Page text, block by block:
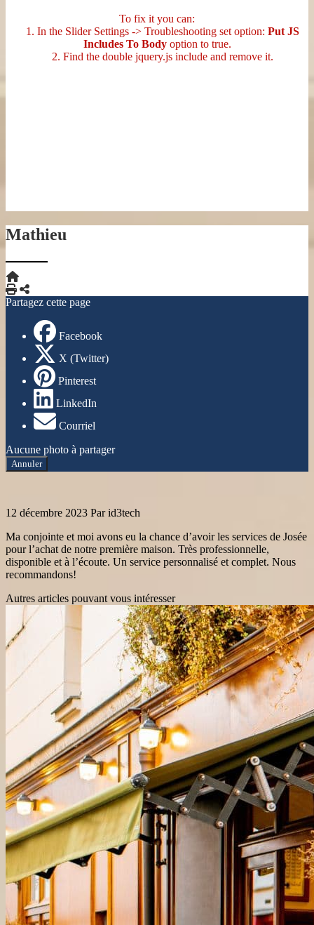
To fix it you can:
1. In the Slider Settings -> Troubleshooting set option: Put JS
Includes To Bodyoption to true.
2. Find the double jquery.js include and remove it.
Mathieu
Imprimer
Partager
Partagez cette page
Facebook
X (Twitter)
Pinterest
LinkedIn
Courriel
Aucune photo à partager
Annuler
12 décembre 2023 Par id3tech
Ma conjointe et moi avons eu la chance d’avoir les services de Josée
pour l’achat de notre première maison. Très professionnelle,
disponible et à l’écoute. Un service personnalisé et complet. Nous
recommandons!
Autres articles pouvant vous intéresser